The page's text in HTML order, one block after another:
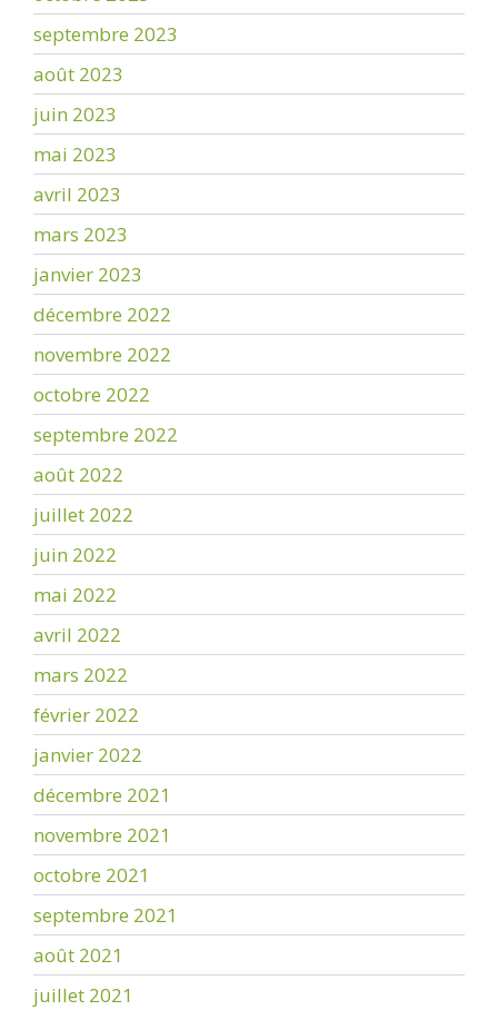
septembre 2023
août 2023
juin 2023
mai 2023
avril 2023
mars 2023
janvier 2023
décembre 2022
novembre 2022
octobre 2022
septembre 2022
août 2022
juillet 2022
juin 2022
mai 2022
avril 2022
mars 2022
février 2022
janvier 2022
décembre 2021
novembre 2021
octobre 2021
septembre 2021
août 2021
juillet 2021